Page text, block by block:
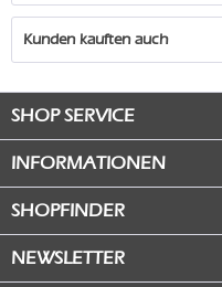
Kunden kauften auch
SHOP SERVICE
INFORMATIONEN
SHOPFINDER
NEWSLETTER